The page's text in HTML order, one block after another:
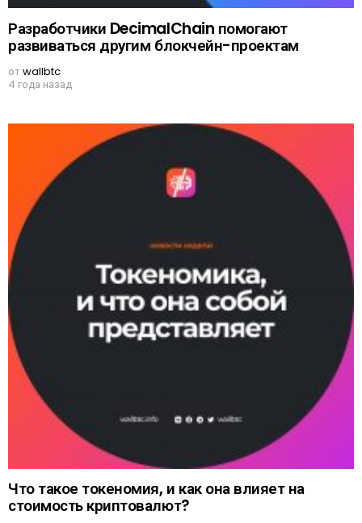
Разработчики DecimalChain помогают
развиваться другим блокчейн-проектам
отwallbtc
4 года назад
Что такое токеномия, и как она влияет на
стоимость криптовалют?